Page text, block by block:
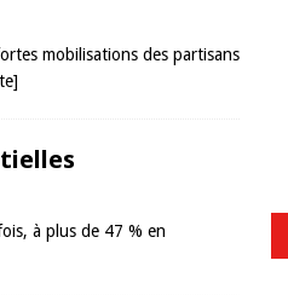
mobilisations des partisans
à plus de 47 % en